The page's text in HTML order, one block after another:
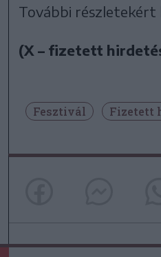
További
(X – fizetett
Fesztivál Fizetett